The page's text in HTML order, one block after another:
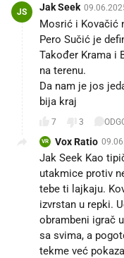
JS Jak Seek
Mosrić i Kovačić
Pero Sučić je
Također Krama i
na terenu.
Da nam je jos
bija kraj
7 3
VR Vox Ratio
Jak Seek Kao
utakmice protiv
tebe ti lajkaju.
izvrstan u repki.
obrambeni igrač
sa svima, a
tekme već